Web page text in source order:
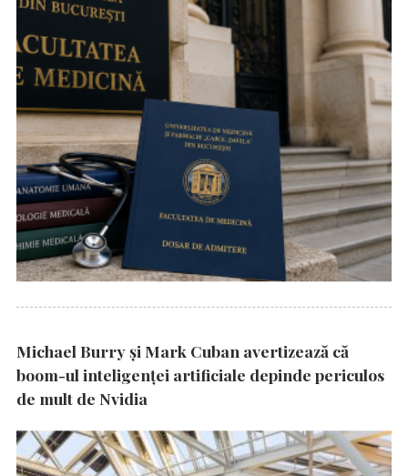
Michael Burry și Mark Cuban avertizează că
boom-ul inteligenței artificiale depinde periculos
de mult de Nvidia